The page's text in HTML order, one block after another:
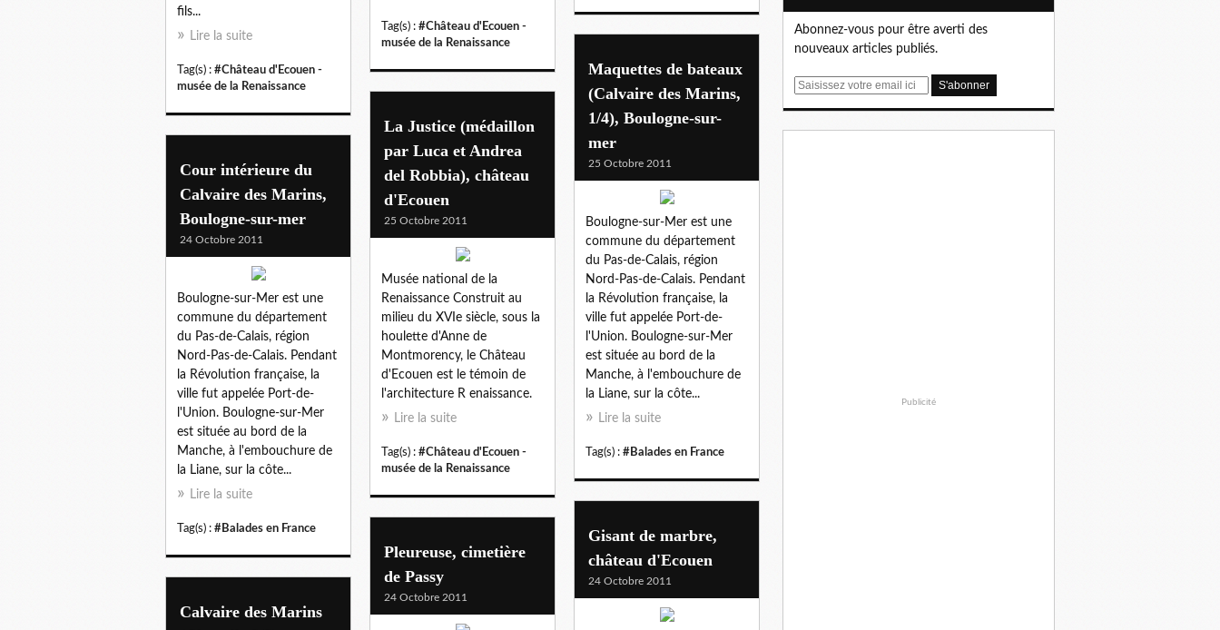
fils...
Lire la suite
Tag(s) : #Château d'Ecouen -
musée de la Renaissance
Tag(s) : #Château d'Ecouen -
musée de la Renaissance
Maquettes de bateaux
(Calvaire des Marins,
1/4), Boulogne-sur-
mer
25 Octobre 2011
Boulogne-sur-Mer est une
commune du département
du Pas-de-Calais, région
Nord-Pas-de-Calais. Pendant
la Révolution française, la
ville fut appelée Port-de-
l'Union. Boulogne-sur-Mer
est située au bord de la
Manche, à l'embouchure de
la Liane, sur la côte...
Lire la suite
Tag(s) : #Balades en France
La Justice (médaillon
par Luca et Andrea
del Robbia), château
d'Ecouen
25 Octobre 2011
Musée national de la
Renaissance Construit au
milieu du XVIe siècle, sous la
houlette d'Anne de
Montmorency, le Château
d'Ecouen est le témoin de
l'architecture R enaissance.
Lire la suite
Tag(s) : #Château d'Ecouen -
musée de la Renaissance
Cour intérieure du
Calvaire des Marins,
Boulogne-sur-mer
24 Octobre 2011
Boulogne-sur-Mer est une
commune du département
du Pas-de-Calais, région
Nord-Pas-de-Calais. Pendant
la Révolution française, la
ville fut appelée Port-de-
l'Union. Boulogne-sur-Mer
est située au bord de la
Manche, à l'embouchure de
la Liane, sur la côte...
Lire la suite
Tag(s) : #Balades en France
Gisant de marbre,
château d'Ecouen
24 Octobre 2011
Pleureuse, cimetière
de Passy
24 Octobre 2011
Calvaire des Marins
Abonnez-vous pour être averti des
nouveaux articles publiés.
E
Publicité